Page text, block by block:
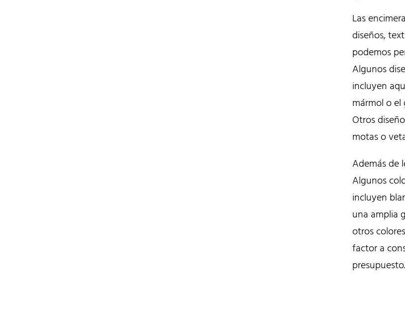
Las
diseños,
podemos
Algunos
incluyen
mármol o el
Otros
motas o
Además de
Algunos
incluyen
una amplia
otros
factor a
presupuesto.